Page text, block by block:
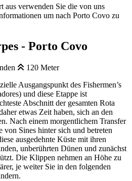
aus verwenden Sie die von uns
um nach Porto Covo zu
- Porto Covo
120 Meter
Ausgangspunkt des Fishermen’s
und diese Etappe ist
Abschnitt der gesamten Rota
etwas Zeit haben, sich an den
Nach einem morgentlichem Transfer
von Sines hinter sich und betreten
ausgedehnte Küste mit ihren
unberührten Dünen und zunächst
Die Klippen nehmen an Höhe zu
je weiter Sie in den folgenden